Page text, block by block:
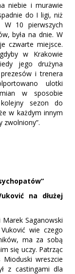
niebie i murawie
do I ligi, niż
10 pierwszych
była na dnie. W
czwarte miejsce.
w Krakowie
jego drużyna
i trenera
ulotki
w sposobie
kolejny sezon do
w każdym innym
zwolniony”.
na dłużej
Saganowski
wie czego
ma za sobą
się uczy. Patrząc
wreszcie
z castingami dla